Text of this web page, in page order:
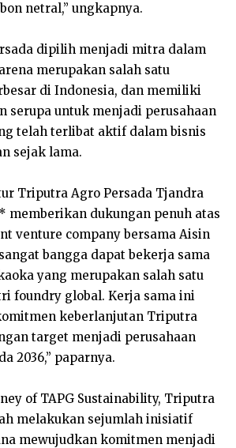
netral,” ungkapnya.
dipilih menjadi mitra dalam
merupakan salah satu
di Indonesia, dan memiliki
serupa untuk menjadi perusahaan
telah terlibat aktif dalam bisnis
sejak lama.
Triputra Agro Persada Tjandra
memberikan dukungan penuh atas
venture company bersama Aisin
bangga dapat bekerja sama
yang merupakan salah satu
foundry global. Kerja sama ini
keberlanjutan Triputra
target menjadi perusahaan
2036,” paparnya.
of TAPG Sustainability, Triputra
melakukan sejumlah inisiatif
mewujudkan komitmen menjadi